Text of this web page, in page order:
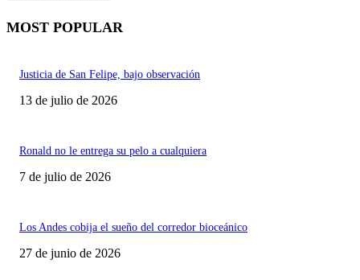
MOST POPULAR
Justicia de San Felipe, bajo observación
13 de julio de 2026
Ronald no le entrega su pelo a cualquiera
7 de julio de 2026
Los Andes cobija el sueño del corredor bioceánico
27 de junio de 2026